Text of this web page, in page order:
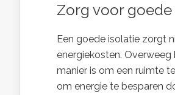
Zorg voor goede
Een goede isolatie zorgt
energiekosten.
manier is om een ruimte
om energie te besparen